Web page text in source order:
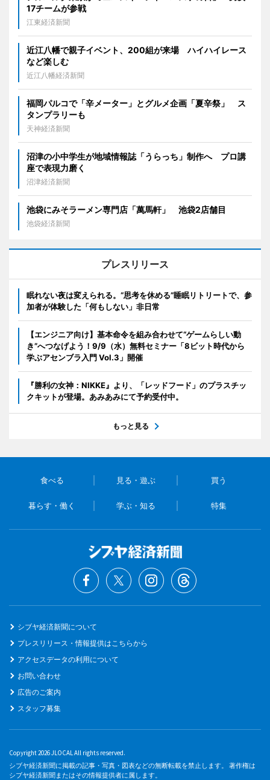
17チームが参戦
江東経済新聞
近江八幡で親子イベント、200組が来場 ハイハイレース
など楽しむ
近江八幡経済新聞
福岡パルコで「辛メーター」とグルメ企画「夏辛祭」 ス
タンプラリーも
天神経済新聞
沼津の小中学生が地域情報誌「うらっち」制作へ プロ講
座で表現力磨く
沼津経済新聞
池袋にみそラーメン専門店「萬馬軒」 池袋2店舗目
池袋経済新聞
プレスリリース
眠れない夜は変えられる。“思考を休める”睡眠リトリートで、参
加者が体験した「何もしない」非日常
【エンジニア向け】基本命令を組み合わせて“ゲームらしい動
き”へつなげよう！9/9（水）無料セミナー「8ビット時代から
学ぶアセンブラ入門 Vol.3」開催
『勝利の女神：NIKKE』より、「レッドフード」のプラスチッ
クキットが登場。あみあみにて予約受付中。
もっと見る
食べる 見る・遊ぶ 買う
暮らす・働く 学ぶ・知る 特集
シブヤ経済新聞について
プレスリリース・情報提供はこちらから
アクセスデータの利用について
お問い合わせ
広告のご案内
スタッフ募集
Copyright 2026 JLOCAL All rights reserved.
シブヤ経済新聞に掲載の記事・写真・図表などの無断転載を禁止します。 著作権は
シブヤ経済新聞またはその情報提供者に属します。